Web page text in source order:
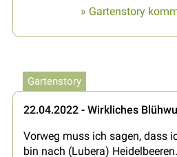
» Gartenstory
Gartenstory
22.04.2022 - Wirkliches
Vorweg muss ich sagen, dass
bin nach (Lubera)